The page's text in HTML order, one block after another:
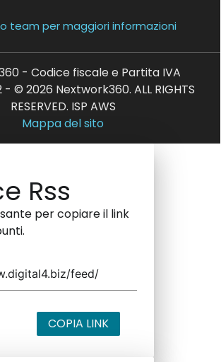
team per maggiori informazioni
- Codice fiscale e Partita IVA
- © 2026 Nextwork360. ALL RIGHTS
RESERVED. ISP AWS
Mappa del sito
Rss
per copiare il link
COPIA LINK